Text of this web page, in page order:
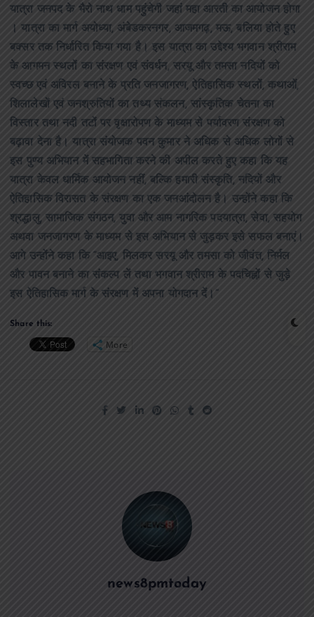
यात्रा जनपद के भैरो नाथ धाम पहुंचेगी जहां महा आरती का आयोजन होगा
। यात्रा का मार्ग अयोध्या, अंबेडकरनगर, आजमगढ़, मऊ, बलिया होते हुए
बक्सर तक निर्धारित किया गया है। इस यात्रा का उद्देश्य भगवान श्रीराम
के आगमन स्थलों का संरक्षण एवं संवर्धन, सरयू और तमसा नदियों को
स्वच्छ एवं अविरल बनाने के प्रति जनजागरण, ऐतिहासिक स्थलों, कथाओं,
शिलालेखों एवं जनश्रुतियों का तथ्य संकलन, सांस्कृतिक चेतना का
विस्तार तथा नदी तटों पर वृक्षारोपण के माध्यम से पर्यावरण संरक्षण को
बढ़ावा देना है। यात्रा संयोजक पवन कुमार ने अधिक से अधिक लोगों से
इस पुण्य अभियान में सहभागिता करने की अपील करते हुए कहा कि यह
यात्रा केवल धार्मिक आयोजन नहीं, बल्कि हमारी संस्कृति, नदियों और
ऐतिहासिक विरासत के संरक्षण का एक जनआंदोलन है। उन्होंने कहा कि
श्रद्धालु, सामाजिक संगठन, युवा और आम नागरिक पदयात्रा, सेवा, सहयोग
अथवा जनजागरण के माध्यम से इस अभियान से जुड़कर इसे सफल बनाएं।
आगे उन्होंने कहा कि “आइए, मिलकर सरयू और तमसा को जीवंत, निर्मल
और पावन बनाने का संकल्प लें तथा भगवान श्रीराम के पदचिह्नों से जुड़े
इस ऐतिहासिक मार्ग के संरक्षण में अपना योगदान दें।”
Share this:
More
news8pmtoday